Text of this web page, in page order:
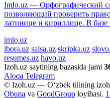
Imlo.uz — Орфографический
позволяющий проверить
латинице и кириллице. В базе
imlo.uz
ibora.uz salsa.uz skripka.uz
resumes.uz havo.uz
Izoh.uz saytining bazasida jami
Aloqa Telegram
© Izoh.uz — O‘zbek tilining
Obuna va GoodGroup loyihasi.